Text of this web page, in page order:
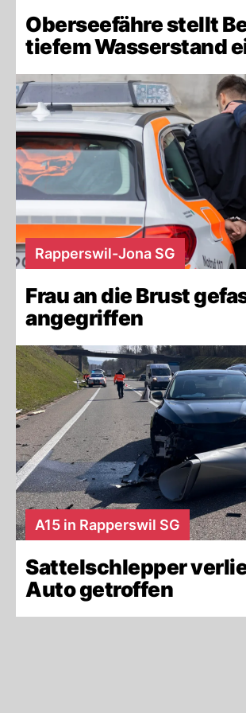
Oberseefähre stellt
tiefem Wasserstand
Rapperswil-Jona SG
Frau an die Brust
angegriffen
A15 in Rapperswil SG
Sattelschlepper
Auto getroffen